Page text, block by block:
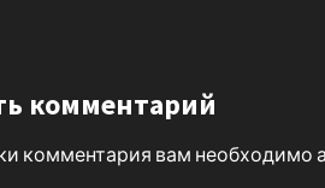
комментарий
комментария вам необходимо